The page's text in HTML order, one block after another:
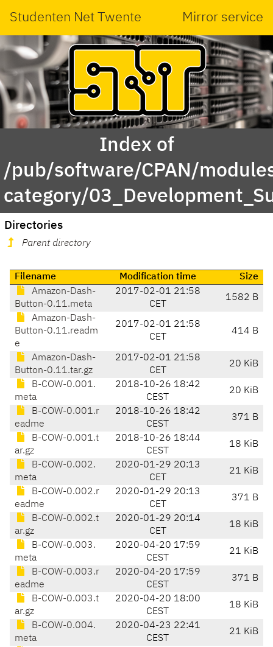
Studenten Net Twente Mirror service
Index of
/pub/software/CPAN/
category/
Directories
Parent directory
Filename Modification time
Size
Amazon-Dash-
Button-0.11.meta
2017-02-01 21:58
CET
1582 B
Amazon-Dash-
Button-0.11.readm
e
2017-02-01 21:58
CET
414 B
Amazon-Dash-
Button-0.11.tar.gz
2017-02-01 21:58
CET
20 KiB
B-COW-0.001.
meta
2018-10-26 18:42
CEST
20 KiB
B-COW-0.001.r
eadme
2018-10-26 18:42
CEST
371 B
B-COW-0.001.t
ar.gz
2018-10-26 18:44
CEST
18 KiB
B-COW-0.002.
meta
2020-01-29 20:13
CET
21 KiB
B-COW-0.002.r
eadme
2020-01-29 20:13
CET
371 B
B-COW-0.002.t
ar.gz
2020-01-29 20:14
CET
18 KiB
B-COW-0.003.
meta
2020-04-20 17:59
CEST
21 KiB
B-COW-0.003.r
eadme
2020-04-20 17:59
CEST
371 B
B-COW-0.003.t
ar.gz
2020-04-20 18:00
CEST
18 KiB
B-COW-0.004.
meta
2020-04-23 22:41
CEST
21 KiB